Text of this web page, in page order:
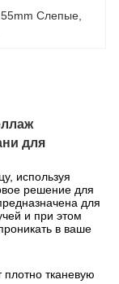
Слепые
для
используя
решение для
для
и при этом
в ваше
тканевую